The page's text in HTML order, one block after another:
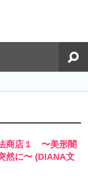
商店１ 〜美形闇
然に〜 (DIANA文